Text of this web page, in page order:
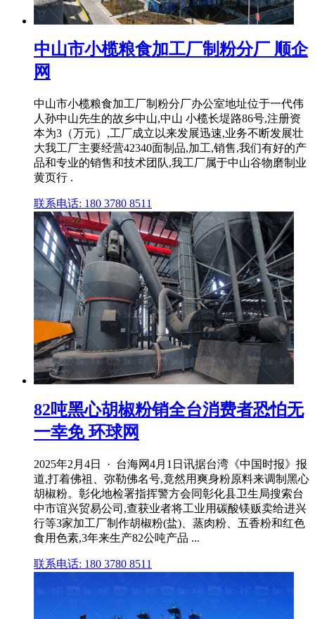
中山市小榄粮食加工厂制粉分厂 顺企
网
中山市小榄粮食加工厂制粉分厂办公室地址位于一代伟
人孙中山先生的故乡中山,中山 小榄长堤路86号,注册资
本为3（万元）,工厂成立以来发展迅速,业务不断发展壮
大我工厂主要经营42340面制品,加工,销售,我们有好的产
品和专业的销售和技术团队,我工厂属于中山谷物磨制业
黄页行 .
联系电话: 180 3780 8511
82吨黑心胡椒粉销全台消费者恐怕无
一幸免 环球网
2025年2月4日 · 台海网4月1日讯据台湾《中国时报》报
道,打着佛祖、弥勒佛名号,竟然用爽身粉原料来调制黑心
胡椒粉。彰化地检署指挥警方会同彰化县卫生局搜索台
中市谊兴贸易公司,查获业者将工业用碳酸镁贩卖给进兴
行等3家加工厂制作胡椒粉(盐)、蒸肉粉、五香粉和红色
食用色素,3年来生产82公吨产品 ...
联系电话: 180 3780 8511